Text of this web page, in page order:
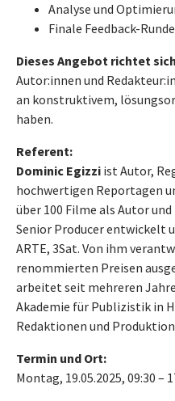
Analyse und
Finale Feedback-Runde
Dieses Angebot richtet
Autor:innen und
an konstruktivem,
haben.
Referent:
Dominic Egizzi ist Autor,
hochwertigen Reportagen
über 100 Filme als Autor
Senior Producer entwickelt
ARTE, 3Sat. Von ihm
renommierten Preisen
arbeitet seit mehreren
Akademie für Publizistik in
Redaktionen und
Termin und Ort:
Montag, 19.05.2025, 09:30 –